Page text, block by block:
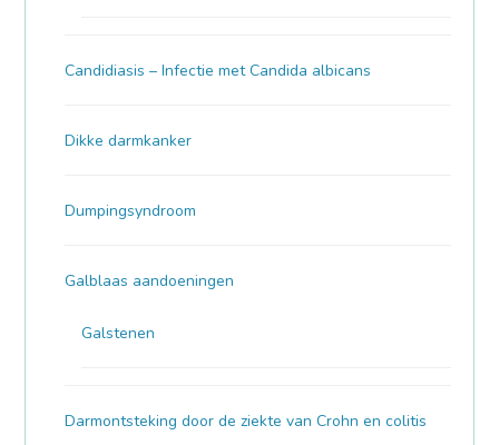
Candidiasis – Infectie met Candida albicans
Dikke darmkanker
Dumpingsyndroom
Galblaas aandoeningen
Galstenen
Darmontsteking door de ziekte van Crohn en colitis